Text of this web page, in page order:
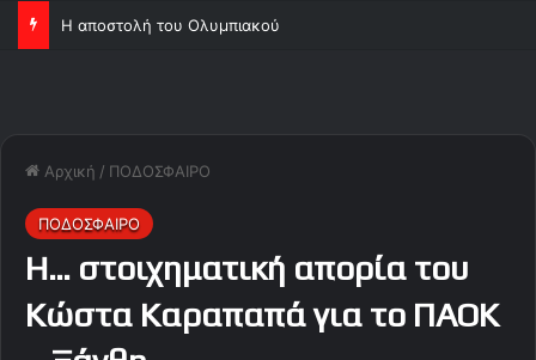
Η αποστολή του Ολυμπιακού
Αρχική / ΠΟΔΟΣΦΑΙΡΟ
ΠΟΔΟΣΦΑΙΡΟ
Η… στοιχηματική απορία του
Κώστα Καραπαπά για το ΠΑΟΚ